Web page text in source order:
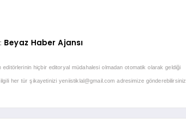
Beyaz Haber Ajansı
editörlerinin hiçbir editoryal müdahalesi olmadan otomatik olarak geldiği
ilgili her tür şikayetiniziyeniistiklal@gmail.com adresimize gönderebilirsiniz.